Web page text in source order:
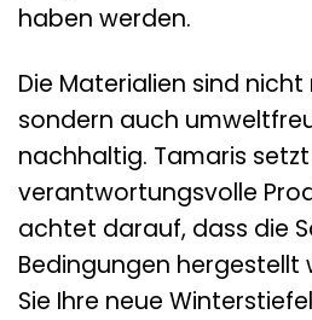
haben werden.
Die Materialien sind
sondern auch
nachhaltig. Tamaris
verantwortungsvolle
achtet darauf, dass die
Bedingungen hergestellt
Sie Ihre neue